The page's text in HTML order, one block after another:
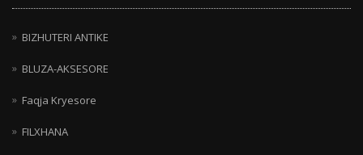
BIZHUTERI ANTIKE
BLUZA-AKSESORE
Faqja Kryesore
FILXHANA